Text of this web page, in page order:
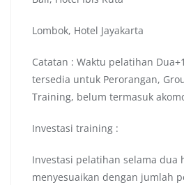
Lombok, Hotel Jayakarta
Catatan : Waktu pelatihan
tersedia untuk Perorangan,
Training, belum termasuk
Investasi training :
Investasi pelatihan selama dua
menyesuaikan dengan jumlah